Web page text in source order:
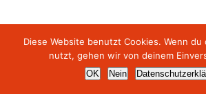
pressekontakt datenschutz
© fräulein frey | alle rechte
Diese Website benutzt Cookies. Wenn
nutzt, gehen wir von deinem
OK Nein